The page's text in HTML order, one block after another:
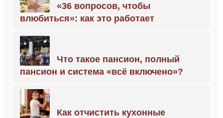
«36 вопросов, чтобы
влюбиться»: как это работает
Что такое пансион, полный
пансион и система «всё включено»?
Как отчистить кухонные